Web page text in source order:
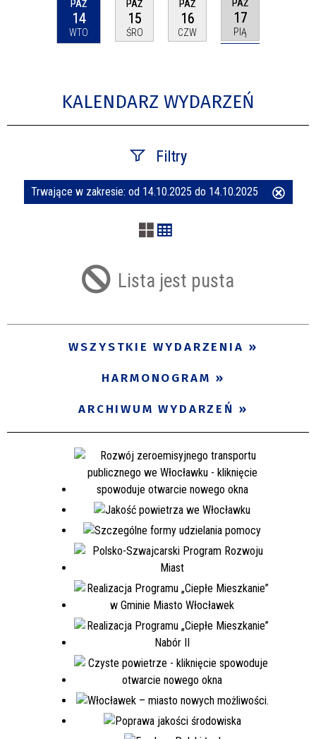
PAŹ
14
WTO
PAŹ
15
ŚRO
PAŹ
16
CZW
PAŹ
17
PIĄ
KALENDARZ WYDARZEŃ
Filtry
Szukana fraza
Trwające w zakresie: od 14.10.2025 do 14.10.2025
Lista jest pusta
WSZYSTKIE WYDARZENIA
HARMONOGRAM
ARCHIWUM WYDARZEŃ